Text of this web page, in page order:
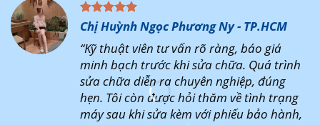
Chị Huỳnh Ngọc Phương Ny - TP.HCM
“Kỹ thuật viên tư vấn rõ ràng, báo giá
minh bạch trước khi sửa chữa. Quá trình
sửa chữa diễn ra chuyên nghiệp, đúng
hẹn. Tôi còn được hỏi thăm về tình trạng
máy sau khi sửa kèm với phiếu bảo hành,